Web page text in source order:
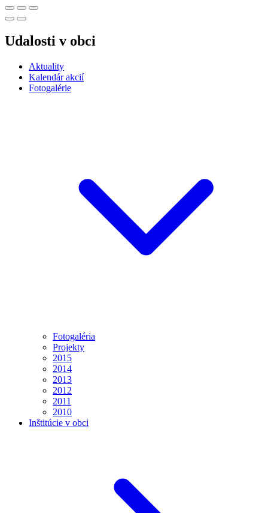
Udalosti v obci
Aktuality
Kalendár akcií
Fotogalérie
Fotogaléria
Projekty
2015
2014
2013
2012
2011
2010
Inštitúcie v obci